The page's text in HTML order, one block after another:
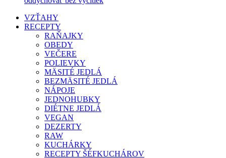
VZŤAHY
RECEPTY
RAŇAJKY
OBEDY
VEČERE
POLIEVKY
MÄSITÉ JEDLÁ
BEZMÄSITÉ JEDLÁ
NÁPOJE
JEDNOHUBKY
DIÉTNE JEDLÁ
VEGAN
DEZERTY
RAW
KUCHÁRKY
RECEPTY ŠÉFKUCHÁROV